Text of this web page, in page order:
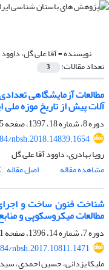
نویسنده =آقا علی گل، داوود
تعداد مقالات: 3
مطالعات آزمایشگاهی
آلات پیش از تاریخ موزه ملی
دوره 8، شماره 18، 1397، صفحه
nbsh.2018.14839.1654
رویا بهادری، داوود آقا علی گل
مشاهده مقاله
اصل مقاله
شناخت فنون ساخت و
مطالعات میکروسکوپی و
دوره 7، شماره 14، 1396، صفحه
nbsh.2017.10811.1471
ملیکا یزدانی، حسین احمدی،